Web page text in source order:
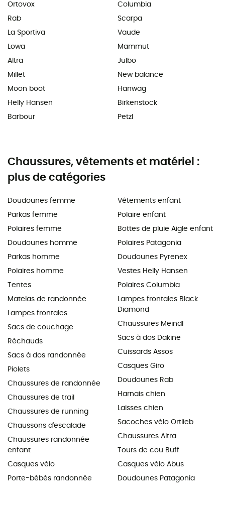
Ortovox
Rab
La Sportiva
Lowa
Altra
Millet
Moon boot
Helly Hansen
Barbour
Columbia
Scarpa
Vaude
Mammut
Julbo
New balance
Hanwag
Birkenstock
Petzl
Chaussures, vêtements et matériel :
plus de catégories
Doudounes femme
Parkas femme
Polaires femme
Doudounes homme
Parkas homme
Polaires homme
Tentes
Matelas de randonnée
Lampes frontales
Sacs de couchage
Réchauds
Sacs à dos randonnée
Piolets
Chaussures de randonnée
Chaussures de trail
Chaussures de running
Chaussons d'escalade
Chaussures randonnée
enfant
Casques vélo
Porte-bébés randonnée
Vêtements enfant
Polaire enfant
Bottes de pluie Aigle enfant
Polaires Patagonia
Doudounes Pyrenex
Vestes Helly Hansen
Polaires Columbia
Lampes frontales Black
Diamond
Chaussures Meindl
Sacs à dos Dakine
Cuissards Assos
Casques Giro
Doudounes Rab
Harnais chien
Laisses chien
Sacoches vélo Ortlieb
Chaussures Altra
Tours de cou Buff
Casques vélo Abus
Doudounes Patagonia